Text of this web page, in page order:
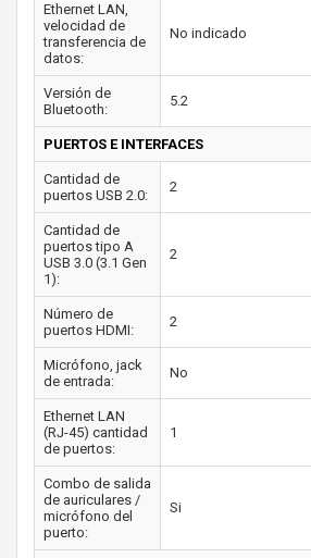
Ethernet LAN,
velocidad de
transferencia de
datos:
No indicado
Versión de
Bluetooth:
5.2
PUERTOS E INTERFACES
Cantidad de
puertos USB 2.0:
2
Cantidad de
puertos tipo A
USB 3.0 (3.1 Gen
1):
2
Número de
puertos HDMI:
2
Micrófono, jack
de entrada:
No
Ethernet LAN
(RJ-45) cantidad
de puertos:
1
Combo de salida
de auriculares /
micrófono del
puerto:
Si